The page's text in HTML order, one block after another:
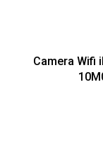
Camera Wifi